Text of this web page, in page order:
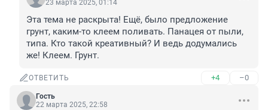
23 марта 2025, 01:14
Эта тема не раскрыта! Ещё, было предложение
грунт, каким-то клеем поливать. Панацея от пыли,
типа. Кто такой креативный? И ведь додумались
же! Клеем. Грунт.
ОТВЕТИТЬ +4 –0
Гость
22 марта 2025, 22:58